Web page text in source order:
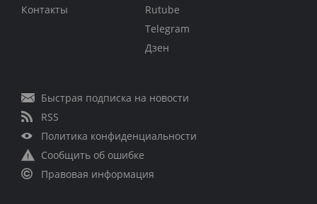
Контакты
Rutube
Telegram
Дзен
Быстрая подписка на новости
RSS
Политика конфиденциальности
Сообщить об ошибке
Правовая информация